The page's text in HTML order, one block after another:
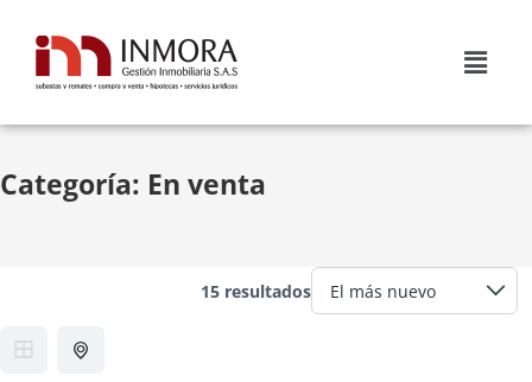
Categoría: En venta
15 resultados